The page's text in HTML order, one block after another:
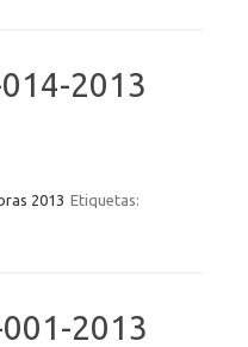
014-2013
2013 Etiquetas:
001-2013